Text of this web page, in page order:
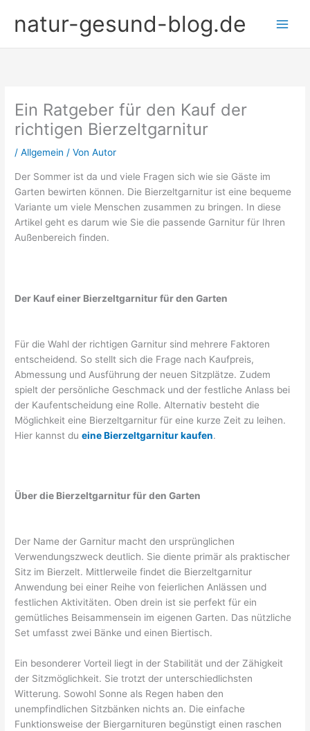
Inhaltnatur-gesund-blog.de
Ein Ratgeber für den Kauf der
richtigen Bierzeltgarnitur
/Allgemein / VonAutor
Der Sommer ist da und viele Fragen sich wie sie Gäste im
Garten bewirten können. Die Bierzeltgarnitur ist eine bequeme
Variante um viele Menschen zusammen zu bringen. In diese
Artikel geht es darum wie Sie die passende Garnitur für Ihren
Außenbereich finden.
Der Kauf einer Bierzeltgarnitur für den Garten
Für die Wahl der richtigen Garnitur sind mehrere Faktoren
entscheidend. So stellt sich die Frage nach Kaufpreis,
Abmessung und Ausführung der neuen Sitzplätze. Zudem
spielt der persönliche Geschmack und der festliche Anlass bei
der Kaufentscheidung eine Rolle. Alternativ besteht die
Möglichkeit eine Bierzeltgarnitur für eine kurze Zeit zu leihen.
Hier kannst dueine Bierzeltgarnitur kaufen.
Über die Bierzeltgarnitur für den Garten
Der Name der Garnitur macht den ursprünglichen
Verwendungszweck deutlich. Sie diente primär als praktischer
Sitz im Bierzelt. Mittlerweile findet die Bierzeltgarnitur
Anwendung bei einer Reihe von feierlichen Anlässen und
festlichen Aktivitäten. Oben drein ist sie perfekt für ein
gemütliches Beisammensein im eigenen Garten. Das nützliche
Set umfasst zwei Bänke und einen Biertisch.
Ein besonderer Vorteil liegt in der Stabilität und der Zähigkeit
der Sitzmöglichkeit. Sie trotzt der unterschiedlichsten
Witterung. Sowohl Sonne als Regen haben den
unempfindlichen Sitzbänken nichts an. Die einfache
Funktionsweise der Biergarnituren begünstigt einen raschen